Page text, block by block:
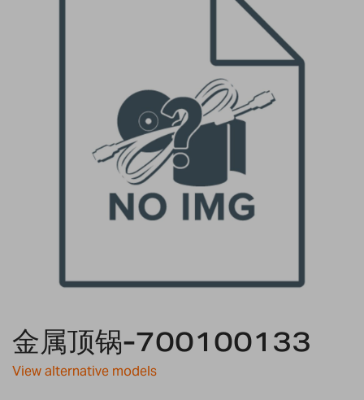
the
beginning
of
金属顶锅-700100133
View alternative models